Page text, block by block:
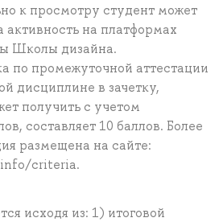
к просмотру студент может
активность на платформах
Школы дизайна.
по промежуточной аттестации
дисциплине в зачетку,
получить с учетом
составляет 10 баллов. Более
размещена на сайте:
criteria.
исходя из: 1) итоговой